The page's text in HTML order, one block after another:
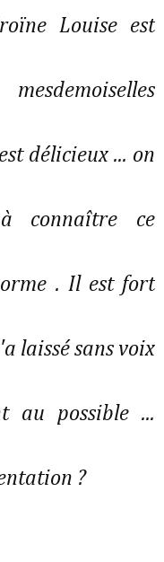
Louise est
délicieux ... on
connaître ce
. Il est fort
laissé sans voix
au possible ...
?